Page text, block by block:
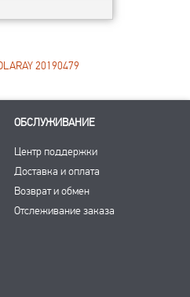
20190479
ОБСЛУЖИВАНИЕ
Центр поддержки
Доставка и оплата
Возврат и обмен
Отслеживание заказа